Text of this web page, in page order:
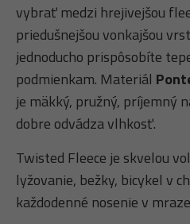
vybrať medzi hrejivejšou
priedušnejšou vonkajšou
jednoducho prispôsobíte
podmienkam. Materiál
je mäkký, pružný, príjemný
dobre odvádza vlhkosť.
Twisted Fleece je skvelou
lyžovanie, bežky, bicykel v
každodenné nosenie v